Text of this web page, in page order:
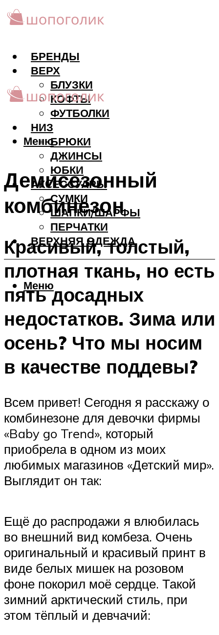
БРЕНДЫ
ВЕРХ
БЛУЗКИ
КОФТЫ
ФУТБОЛКИ
НИЗ
БРЮКИ
ДЖИНСЫ
ЮБКИ
АКCЕССУАРЫ
СУМКИ
ШАПКИ/ШАРФЫ
ПЕРЧАТКИ
ВЕРХНЯЯ ОДЕЖДА
Меню
Меню
Демисезонный
комбинезон
Красивый, толстый,
плотная ткань, но есть
пять досадных
недостатков. Зима или
осень? Что мы носим
в качестве поддевы?
Всем привет! Сегодня я расскажу о
комбинезоне для девочки фирмы
«Baby go Trend», который
приобрела в одном из моих
любимых магазинов «Детский мир».
Выглядит он так:
Ещё до распродажи я влюбилась
во внешний вид комбеза. Очень
оригинальный и красивый принт в
виде белых мишек на розовом
фоне покорил моё сердце. Такой
зимний арктический стиль, при
этом тёплый и девчачий: